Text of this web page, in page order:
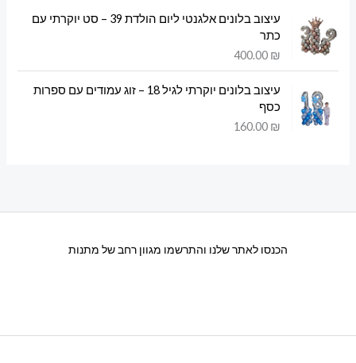
עיצוב בלונים אלגנטי ליום הולדת 39 – סט יוקרתי עם
כתר
400.00 ₪
עיצוב בלונים יוקרתי לגיל 18 – זוג עמודים עם ספרות
כסף
160.00 ₪
הכנסו לאתר שלנו והתרשמו מגוון רחב של מתנות